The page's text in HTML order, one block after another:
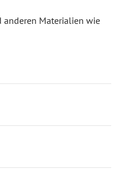
anderen Materialien wie